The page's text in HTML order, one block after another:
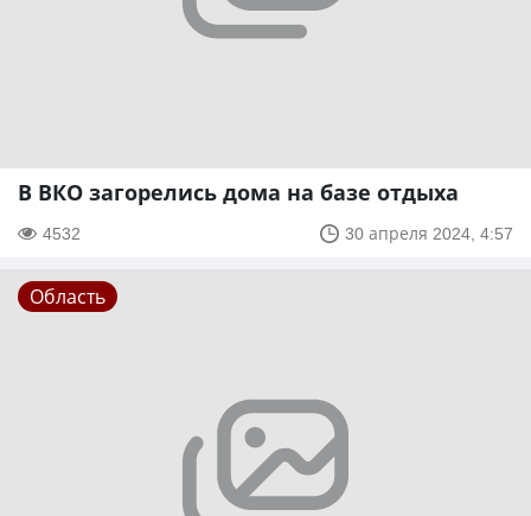
В ВКО загорелись дома на базе отдыха
4532 30 апреля 2024, 4:57
Область